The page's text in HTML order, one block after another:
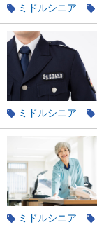
ミドルシニア
ミドルシニア
ミドルシニア